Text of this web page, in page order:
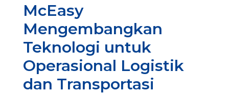
McEasy
Mengembangkan
Teknologi untuk
Operasional Logistik
dan Transportasi